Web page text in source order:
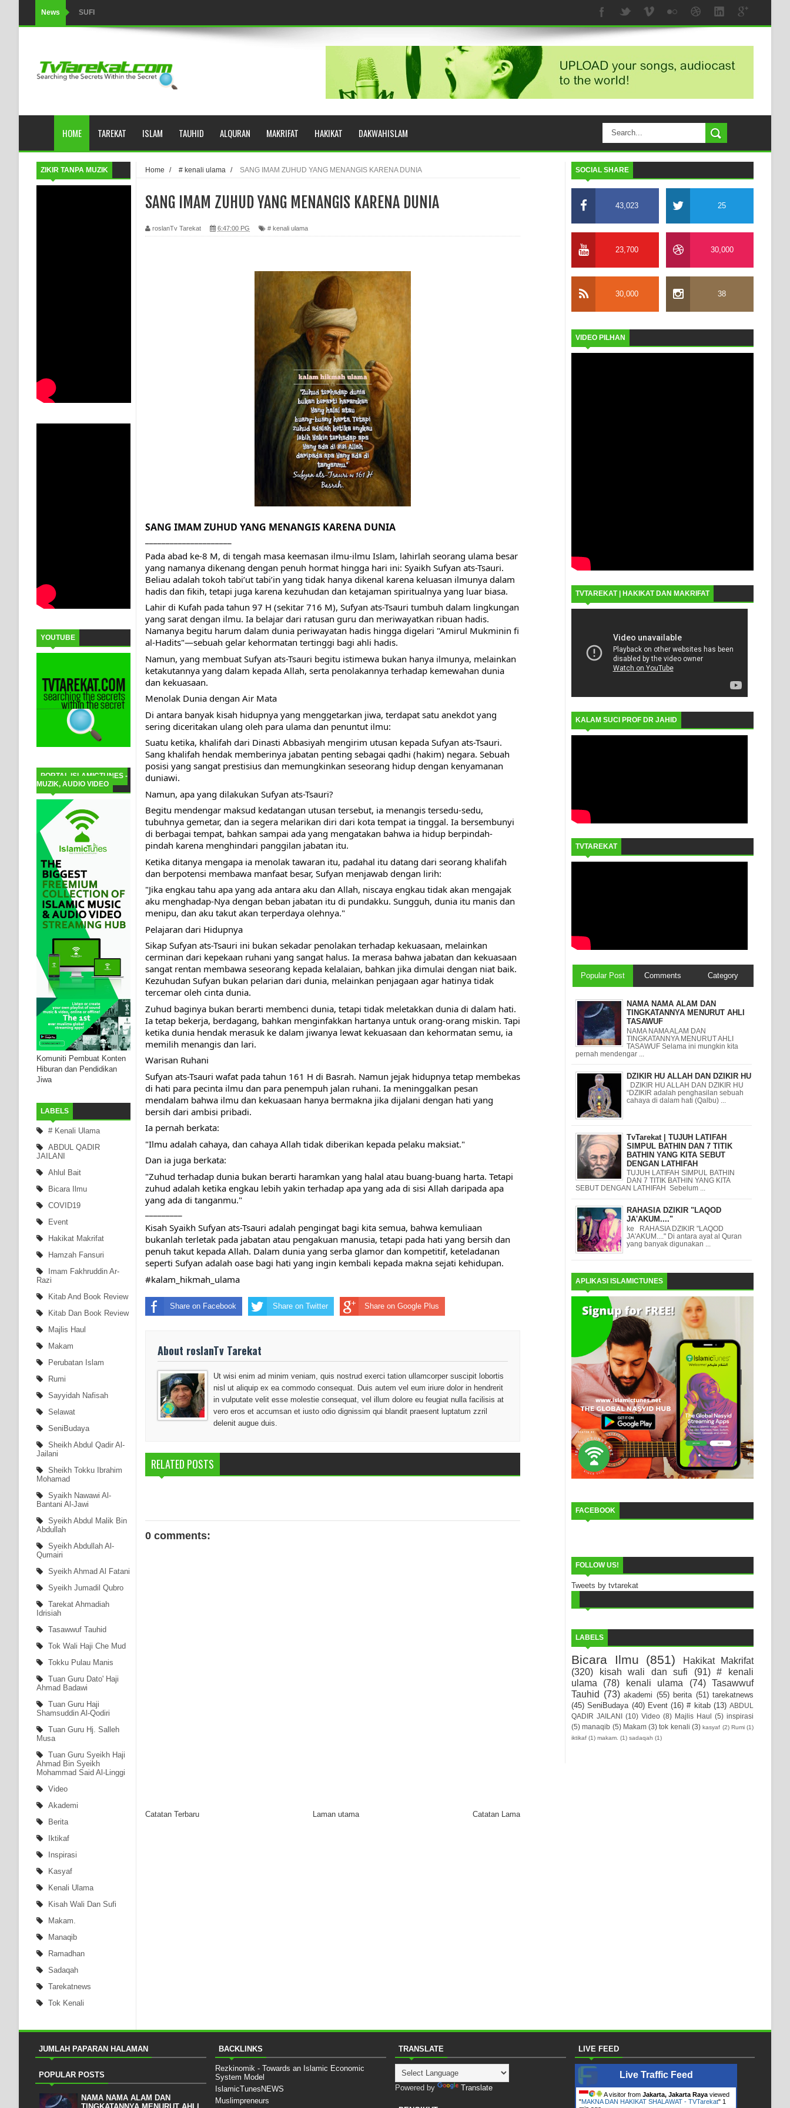
News SUFI
Tertipu: Sehat dan Waktu Luang
HIKMAH AL-HIKAM IMAM IBNU ‘AṬĀ’ILLĀH - Peringkat-peringkat Zikir
AHLI SUFFAH: GOLONGAN SUFI PERTAMA DI ZAMAN RASULULLAH SAW?
WAHDATUL WUJUD (IBNU ARABI) DAN WAHDATUS SYUHUD (AHMAD SIRHINDI)
Wusul kepada Allah
Hati dan dua sayap
MUKASYAFAH MENURUT AHL AL-SUNNAH WAL JAMA'AH: BUKAN SEKADAR MELIHAT, TETAPI MENGENAL DIRI
SYARAHAN TINGKAT TINGGI TASAWWUF*
KISAH WALI SUFI, YANG BACAAN SURAT AL-FATIHAHNYA TIDAK FASIH. TAPI SINGA PUN TUNDUK PADANYA
SHAYKH TAREKAT ATAU TUKANG SIHIR? JANGAN MUDAH TERPESONA, JANGAN JUGA MUDAH MENGHUKUM
RAWATAN TAREKAT: APABILA ALLAH MENYEMBUHKAN HATI, JIWA TURUT MENJADI KUAT
TASAWUF: BUKAN AJARAN PELIK, TETAPI JALAN MEMBERSIHKAN HATI
"Kotoran Yang Paling Bahaya Bukan Pada Pakaian, Tetapi Pada Qalbi"
Secara Biologis Manusia itu Sama, Dengan Tingkat Kesadaran yang Berbeda
WAHDATUL WUJUD, WAHDATU SYUHUD, DAN MANUNGGALING KAWULA GUSTI
HOME TAREKAT ISLAM TAUHID ALQURAN MAKRIFAT HAKIKAT DAKWAHISLAM
ZIKIR TANPA MUZIK
YOUTUBE
PORTAL ISLAMICTUNES -
MUZIK, AUDIO VIDEO
Komuniti Pembuat Konten
Hiburan dan Pendidikan
Jiwa
LABELS
# Kenali Ulama
ABDUL QADIR
JAILANI
Ahlul Bait
Bicara Ilmu
COVID19
Event
Hakikat Makrifat
Hamzah Fansuri
Imam Fakhruddin Ar-
Razi
Kitab And Book Review
Kitab Dan Book Review
Majlis Haul
Makam
Perubatan Islam
Rumi
Sayyidah Nafisah
Selawat
SeniBudaya
Sheikh Abdul Qadir Al-
Jailani
Sheikh Tokku Ibrahim
Mohamad
Syaikh Nawawi Al-
Bantani Al-Jawi
Syeikh Abdul Malik Bin
Abdullah
Syeikh Abdullah Al-
Qumairi
Syeikh Ahmad Al Fatani
Syeikh Jumadil Qubro
Tarekat Ahmadiah
Idrisiah
Tasawwuf Tauhid
Tok Wali Haji Che Mud
Tokku Pulau Manis
Tuan Guru Dato' Haji
Ahmad Badawi
Tuan Guru Haji
Shamsuddin Al-Qodiri
Tuan Guru Hj. Salleh
Musa
Tuan Guru Syeikh Haji
Ahmad Bin Syeikh
Mohammad Said Al-Linggi
Video
Akademi
Berita
Iktikaf
Inspirasi
Kasyaf
Kenali Ulama
Kisah Wali Dan Sufi
Makam.
Manaqib
Ramadhan
Sadaqah
Tarekatnews
Tok Kenali
Home / # kenali ulama / SANG IMAM ZUHUD YANG MENANGIS KARENA DUNIA
SANG IMAM ZUHUD YANG MENANGIS KARENA DUNIA
roslanTv Tarekat 6:47:00 PG # kenali ulama
SANG IMAM ZUHUD YANG MENANGIS KARENA DUNIA
Pada abad ke-8 M, di tengah masa keemasan ilmu-ilmu Islam, lahirlah seorang ulama besar
yang namanya dikenang dengan penuh hormat hingga hari ini: Syaikh Sufyan ats-Tsauri.
Beliau adalah tokoh tabi’ut tabi’in yang tidak hanya dikenal karena keluasan ilmunya dalam
hadis dan fikih, tetapi juga karena kezuhudan dan ketajaman spiritualnya yang luar biasa.
Lahir di Kufah pada tahun 97 H (sekitar 716 M), Sufyan ats-Tsauri tumbuh dalam lingkungan
yang sarat dengan ilmu. Ia belajar dari ratusan guru dan meriwayatkan ribuan hadis.
Namanya begitu harum dalam dunia periwayatan hadis hingga digelari "Amirul Mukminin fi
al-Hadits"—sebuah gelar kehormatan tertinggi bagi ahli hadis.
Namun, yang membuat Sufyan ats-Tsauri begitu istimewa bukan hanya ilmunya, melainkan
ketakutannya yang dalam kepada Allah, serta penolakannya terhadap kemewahan dunia
dan kekuasaan.
Menolak Dunia dengan Air Mata
Di antara banyak kisah hidupnya yang menggetarkan jiwa, terdapat satu anekdot yang
sering diceritakan ulang oleh para ulama dan penuntut ilmu:
Suatu ketika, khalifah dari Dinasti Abbasiyah mengirim utusan kepada Sufyan ats-Tsauri.
Sang khalifah hendak memberinya jabatan penting sebagai qadhi (hakim) negara. Sebuah
posisi yang sangat prestisius dan memungkinkan seseorang hidup dengan kenyamanan
duniawi.
Namun, apa yang dilakukan Sufyan ats-Tsauri?
Begitu mendengar maksud kedatangan utusan tersebut, ia menangis tersedu-sedu,
tubuhnya gemetar, dan ia segera melarikan diri dari kota tempat ia tinggal. Ia bersembunyi
di berbagai tempat, bahkan sampai ada yang mengatakan bahwa ia hidup berpindah-
pindah karena menghindari panggilan jabatan itu.
Ketika ditanya mengapa ia menolak tawaran itu, padahal itu datang dari seorang khalifah
dan berpotensi membawa manfaat besar, Sufyan menjawab dengan lirih:
"Jika engkau tahu apa yang ada antara aku dan Allah, niscaya engkau tidak akan mengajak
aku menghadap-Nya dengan beban jabatan itu di pundakku. Sungguh, dunia itu manis dan
menipu, dan aku takut akan terperdaya olehnya."
Pelajaran dari Hidupnya
Sikap Sufyan ats-Tsauri ini bukan sekadar penolakan terhadap kekuasaan, melainkan
cerminan dari kepekaan ruhani yang sangat halus. Ia merasa bahwa jabatan dan kekuasaan
sangat rentan membawa seseorang kepada kelalaian, bahkan jika dimulai dengan niat baik.
Kezuhudan Sufyan bukan pelarian dari dunia, melainkan penjagaan agar hatinya tidak
tercemar oleh cinta dunia.
Zuhud baginya bukan berarti membenci dunia, tetapi tidak meletakkan dunia di dalam hati.
Ia tetap bekerja, berdagang, bahkan menginfakkan hartanya untuk orang-orang miskin. Tapi
ketika dunia hendak merasuk ke dalam jiwanya lewat kekuasaan dan kehormatan semu, ia
memilih menangis dan lari.
Warisan Ruhani
Sufyan ats-Tsauri wafat pada tahun 161 H di Basrah. Namun jejak hidupnya tetap membekas
di hati para pecinta ilmu dan para penempuh jalan ruhani. Ia meninggalkan pesan
mendalam bahwa ilmu dan kekuasaan hanya bermakna jika dijalani dengan hati yang
bersih dari ambisi pribadi.
Ia pernah berkata:
"Ilmu adalah cahaya, dan cahaya Allah tidak diberikan kepada pelaku maksiat."
Dan ia juga berkata:
"Zuhud terhadap dunia bukan berarti haramkan yang halal atau buang-buang harta. Tetapi
zuhud adalah ketika engkau lebih yakin terhadap apa yang ada di sisi Allah daripada apa
yang ada di tanganmu."
Kisah Syaikh Sufyan ats-Tsauri adalah pengingat bagi kita semua, bahwa kemuliaan
bukanlah terletak pada jabatan atau pengakuan manusia, tetapi pada hati yang bersih dan
penuh takut kepada Allah. Dalam dunia yang serba glamor dan kompetitif, keteladanan
seperti Sufyan adalah oase bagi hati yang ingin kembali kepada makna sejati kehidupan.
#kalam_hikmah_ulama
Share on Facebook Share on Twitter Share on Google Plus
About roslanTv Tarekat
Ut wisi enim ad minim veniam, quis nostrud exerci tation ullamcorper suscipit lobortis
nisl ut aliquip ex ea commodo consequat. Duis autem vel eum iriure dolor in hendrerit
in vulputate velit esse molestie consequat, vel illum dolore eu feugiat nulla facilisis at
vero eros et accumsan et iusto odio dignissim qui blandit praesent luptatum zzril
delenit augue duis.
RELATED POSTS
0 comments:
Catatan Terbaru Catatan Lama
Laman utama
SOCIAL SHARE
43,023 25
23,700 30,000
30,000 38
VIDEO PILHAN
TVTAREKAT | HAKIKAT DAN MAKRIFAT
KALAM SUCI PROF DR JAHID
TVTAREKAT
Popular Post Comments Category
NAMA NAMA ALAM DAN
TINGKATANNYA MENURUT AHLI
TASAWUF
NAMA NAMA ALAM DAN
TINGKATANNYA MENURUT AHLI
TASAWUF Selama ini mungkin kita
pernah mendengar ...
DZIKIR HU ALLAH DAN DZIKIR HU
DZIKIR HU ALLAH DAN DZIKIR HU
“DZIKIR adalah penghasilan sebuah
cahaya di dalam hati (Qalbu) ...
TvTarekat | TUJUH LATIFAH
SIMPUL BATHIN DAN 7 TITIK
BATHIN YANG KITA SEBUT
DENGAN LATHIFAH
TUJUH LATIFAH SIMPUL BATHIN
DAN 7 TITIK BATHIN YANG KITA
SEBUT DENGAN LATHIFAH Sebelum ...
RAHASIA DZIKIR "LAQOD
JA'AKUM...."
ke RAHASIA DZIKIR "LAQOD
JA'AKUM...." Di antara ayat al Quran
yang banyak digunakan ...
APLIKASI ISLAMICTUNES
FACEBOOK
FOLLOW US!
Tweets by tvtarekat
LABELS
Bicara Ilmu (851)
Hakikat Makrifat
(320)
kisah wali dan sufi (91)
# kenali
ulama
(78) kenali ulama (74)
Tasawwuf
Tauhid (73) akademi (55) berita (51) tarekatnews
(45) SeniBudaya (40) Event (16) # kitab (13) ABDUL
QADIR JAILANI
(10) Video (8) Majlis Haul (5) inspirasi
(5) manaqib (5) Makam (3) tok kenali (3) kasyaf (2) Rumi (1)
iktikaf (1) makam. (1) sadaqah (1)
JUMLAH PAPARAN HALAMAN
POPULAR POSTS
NAMA NAMA ALAM DAN
BACKLINKS
Rezkinomik - Towards an Islamic Economic
System Model
IslamicTunesNEWS
Muslimpreneurs
TRANSLATE
Powered by Translate
LIVE FEED
Live Traffic Feed
A visitor from Jakarta, Jakarta Raya viewed
"MAKNA DAN HAKIKAT SHALAWAT - TVTarekat" 1